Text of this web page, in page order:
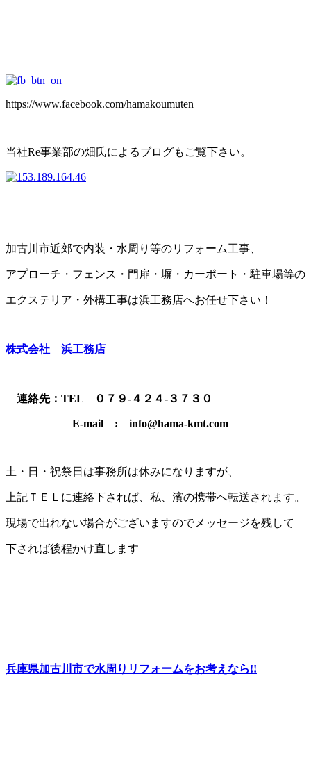
https://www.facebook.com/hamakoumuten
当社Re事業部の畑氏によるブログもご覧下さい。
加古川市近郊で内装・水周り等のリフォーム工事、
アプローチ・フェンス・門扉・塀・カーポート・駐車場等の
エクステリア・外構工事は浜工務店へお任せ下さい！
株式会社 浜工務店
連絡先：TEL ０７９-４２４-３７３０
E-mail : info@hama-kmt.com
土・日・祝祭日は事務所は休みになりますが、
上記ＴＥＬに連絡下されば、私、濱の携帯へ転送されます。
現場で出れない場合がございますのでメッセージを残して
下されば後程かけ直します
兵庫県加古川市で水周りリフォームをお考えなら!!